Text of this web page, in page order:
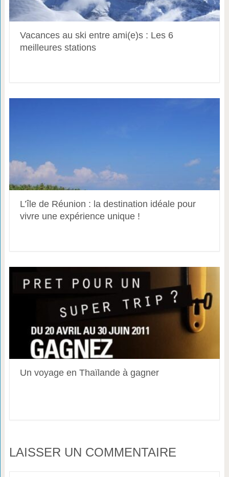
Vacances au ski entre ami(e)s : Les 6
meilleures stations
L’île de Réunion : la destination idéale pour
vivre une expérience unique !
Un voyage en Thaïlande à gagner
LAISSER UN COMMENTAIRE